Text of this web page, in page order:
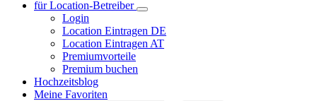
für Location-Betreiber
Login
Location Eintragen DE
Location Eintragen AT
Premiumvorteile
Premium buchen
Hochzeitsblog
Meine Favoriten